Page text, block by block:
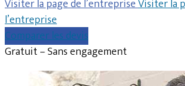
Visiter la page de l’entrepriseVisiter la
l’entreprise
Comparer les devis
Gratuit – Sans engagement